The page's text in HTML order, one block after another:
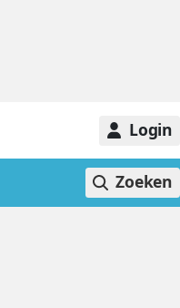
Login
Zoeken